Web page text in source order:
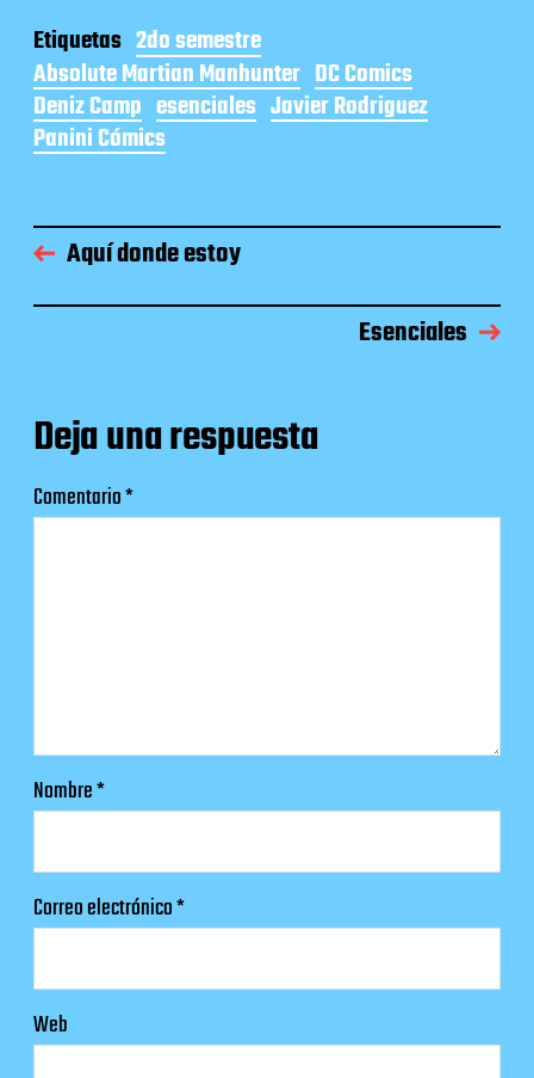
Etiquetas 2do semestre
Absolute Martian Manhunter DC Comics
Deniz Camp esenciales Javier Rodriguez
Panini Cómics
Aquí donde estoy
Esenciales
Deja una respuesta
Comentario*
Nombre*
Correo electrónico*
Web